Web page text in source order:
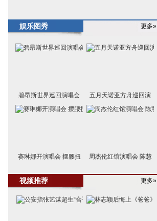
娱乐图秀 更多»
碧昂斯世界巡回演唱会 五月天诺亚方舟巡回演
赛琳娜开演唱会 摆腰扭 周杰伦红馆演唱会 陈慧
视频推荐 更多»